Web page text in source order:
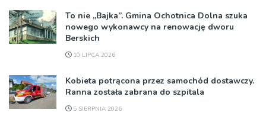
To nie „Bajka”. Gmina Ochotnica Dolna szuka
nowego wykonawcy na renowację dworu
Berskich
10 LIPCA 2026
Kobieta potrącona przez samochód dostawczy.
Ranna została zabrana do szpitala
5 SIERPNIA 2026